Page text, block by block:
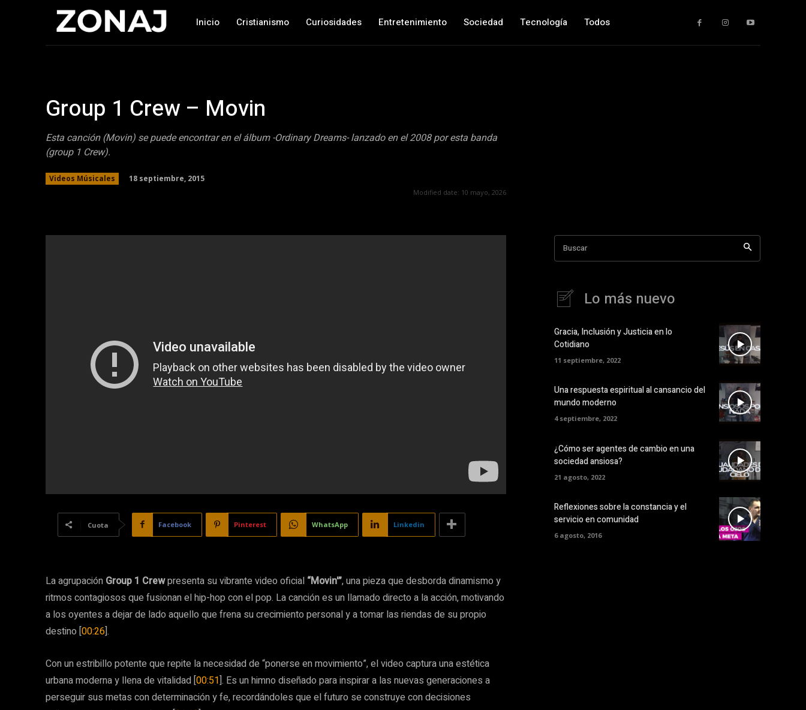
Inicio Cristianismo Curiosidades Entretenimiento Sociedad Tecnología Todos
Group 1 Crew – Movin
Esta canción (Movin) se puede encontrar en el álbum -Ordinary Dreams- lanzado en el 2008 por esta banda
(group 1 Crew).
Videos Músicales 18 septiembre, 2015
Modified date: 10 mayo, 2026
Cuota Facebook Pinterest WhatsApp Linkedin
La agrupación Group 1 Crewpresenta su vibrante video oficial “Movin'”, una pieza que desborda dinamismo y
ritmos contagiosos que fusionan el hip-hop con el pop. La canción es un llamado directo a la acción, motivando
a los oyentes a dejar de lado aquello que frena su crecimiento personal y a tomar las riendas de su propio
destino [00:26].
Con un estribillo potente que repite la necesidad de “ponerse en movimiento”, el video captura una estética
urbana moderna y llena de vitalidad [00:51]. Es un himno diseñado para inspirar a las nuevas generaciones a
perseguir sus metas con determinación y fe, recordándoles que el futuro se construye con decisiones
Buscar
Lo más nuevo
Gracia, Inclusión y Justicia en lo
Cotidiano
11 septiembre, 2022
Una respuesta espiritual al cansancio del
mundo moderno
4 septiembre, 2022
¿Cómo ser agentes de cambio en una
sociedad ansiosa?
21 agosto, 2022
Reflexiones sobre la constancia y el
servicio en comunidad
6 agosto, 2016